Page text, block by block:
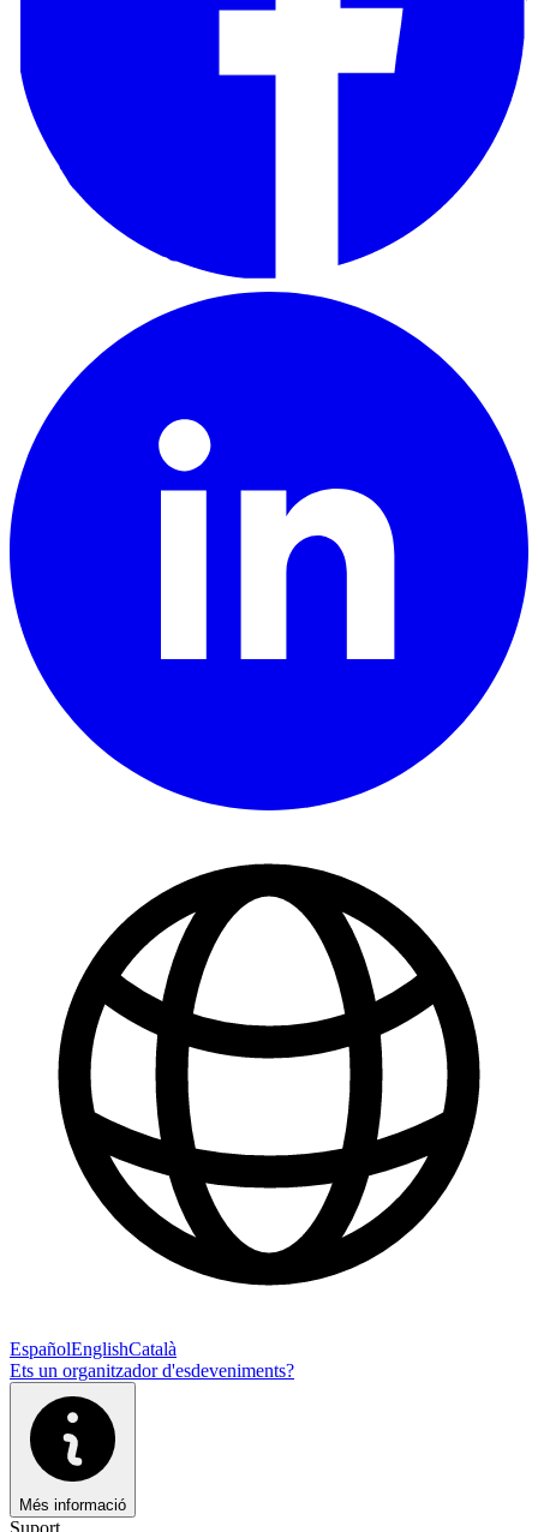
EspañolEnglishCatalà
Ets un organitzador d'esdeveniments?
Més informació
Suport